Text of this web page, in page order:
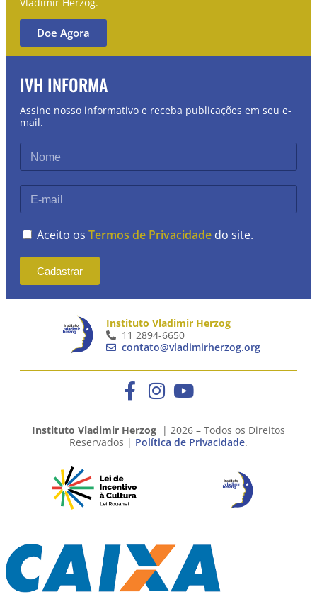
Doe Agora
IVH INFORMA
Assine nosso informativo e receba publicações em seu e-
mail.
Aceito os Termos de Privacidade do site.
Cadastrar
Instituto Vladimir Herzog
11 2894-6650
contato@vladimirherzog.org
Instituto Vladimir Herzog | 2026 – Todos os Direitos
Reservados | Política de Privacidade.